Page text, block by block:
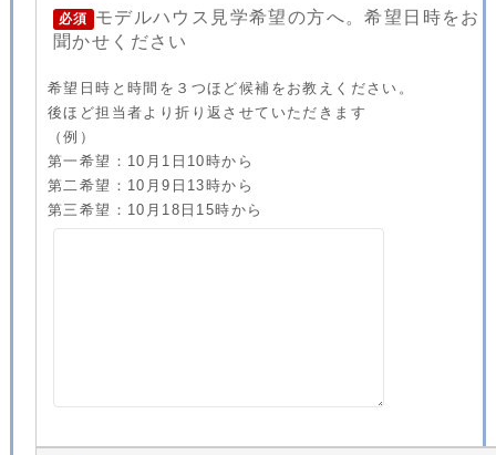
必須
モデルハウス見学希望の方へ。希望日時をお
聞かせください
希望日時と時間を３つほど候補をお教えください。
後ほど担当者より折り返させていただきます
（例）
第一希望：10月1日10時から
第二希望：10月9日13時から
第三希望：10月18日15時から